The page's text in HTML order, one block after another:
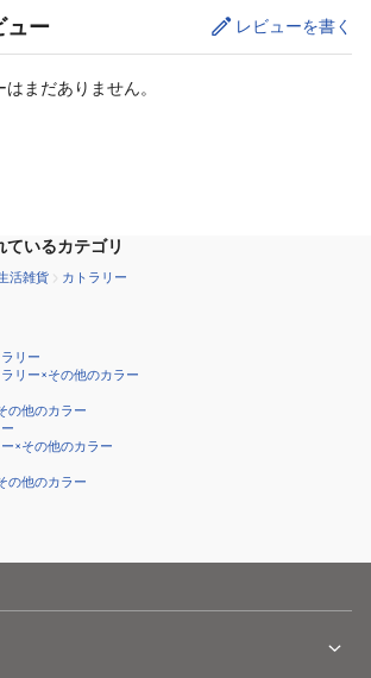
ュー レビューを書く
まだありません。
いるカテゴリ
活雑貨 カトラリー
リー
リー×その他のカラー
の他のカラー
×その他のカラー
の他のカラー